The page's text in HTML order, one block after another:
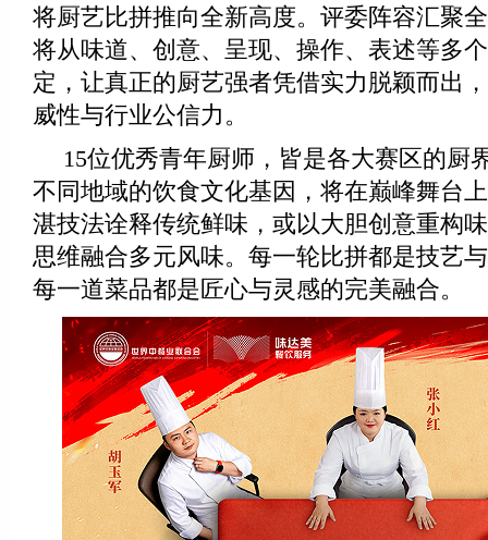
将厨艺比拼推向全新高度。评委阵容汇聚
将从味道、创意、呈现、操作、表述等多
定，让真正的厨艺强者凭借实力脱颖而出
威性与行业公信力。
15位优秀青年厨师，皆是各大赛区的厨
不同地域的饮食文化基因，将在巅峰舞台
湛技法诠释传统鲜味，或以大胆创意重构
思维融合多元风味。每一轮比拼都是技艺
每一道菜品都是匠心与灵感的完美融合。